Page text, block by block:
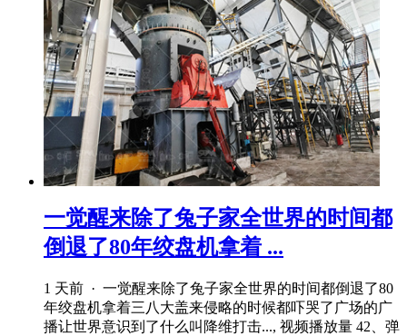
一觉醒来除了兔子家全世界的时间都
倒退了80年绞盘机拿着 ...
1 天前 · 一觉醒来除了兔子家全世界的时间都倒退了80
年绞盘机拿着三八大盖来侵略的时候都吓哭了广场的广
播让世界意识到了什么叫降维打击..., 视频播放量 42、弹